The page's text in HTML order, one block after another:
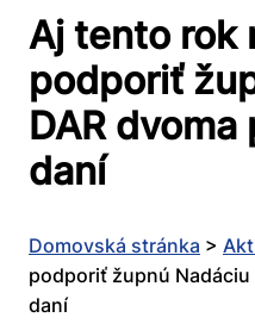
Aj tento rok
podporiť
DAR
daní
Domovská stránka >
podporiť župnú Nadáciu
daní